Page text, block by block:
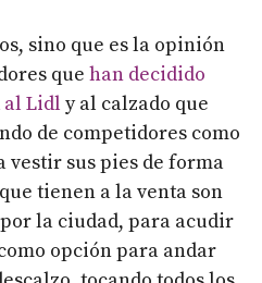
sino que es la opinión
que han decidido
al Lidl y al calzado que
de competidores como
vestir sus pies de forma
tienen a la venta son
la ciudad, para acudir
opción para andar